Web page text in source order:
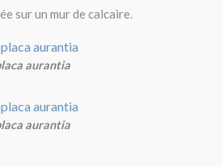
sur un mur de calcaire.
aurantia
aurantia